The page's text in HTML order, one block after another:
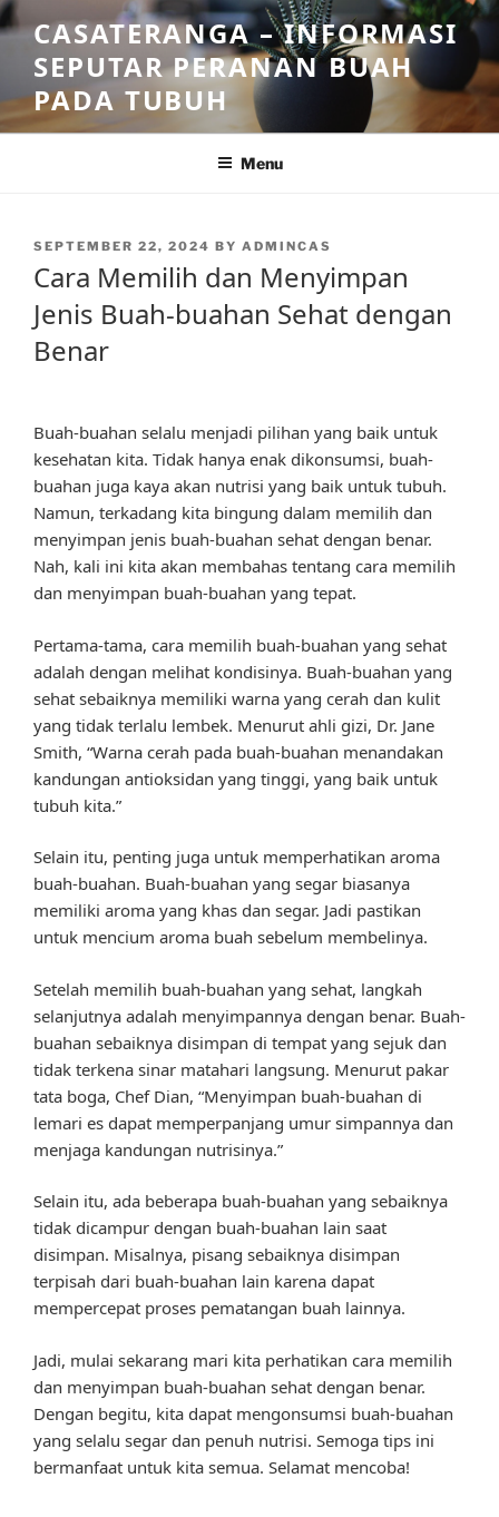
Skip
to
content
CASATERANGA – INFORMASI
SEPUTAR PERANAN BUAH
PADA TUBUH
Menu
POSTED
SEPTEMBER 22, 2024 BY ADMINCAS
Cara Memilih dan Menyimpan
Jenis Buah-buahan Sehat dengan
Benar
Buah-buahan selalu menjadi pilihan yang baik untuk
kesehatan kita. Tidak hanya enak dikonsumsi, buah-
buahan juga kaya akan nutrisi yang baik untuk tubuh.
Namun, terkadang kita bingung dalam memilih dan
menyimpan jenis buah-buahan sehat dengan benar.
Nah, kali ini kita akan membahas tentang cara memilih
dan menyimpan buah-buahan yang tepat.
Pertama-tama, cara memilih buah-buahan yang sehat
adalah dengan melihat kondisinya. Buah-buahan yang
sehat sebaiknya memiliki warna yang cerah dan kulit
yang tidak terlalu lembek. Menurut ahli gizi, Dr. Jane
Smith, “Warna cerah pada buah-buahan menandakan
kandungan antioksidan yang tinggi, yang baik untuk
tubuh kita.”
Selain itu, penting juga untuk memperhatikan aroma
buah-buahan. Buah-buahan yang segar biasanya
memiliki aroma yang khas dan segar. Jadi pastikan
untuk mencium aroma buah sebelum membelinya.
Setelah memilih buah-buahan yang sehat, langkah
selanjutnya adalah menyimpannya dengan benar. Buah-
buahan sebaiknya disimpan di tempat yang sejuk dan
tidak terkena sinar matahari langsung. Menurut pakar
tata boga, Chef Dian, “Menyimpan buah-buahan di
lemari es dapat memperpanjang umur simpannya dan
menjaga kandungan nutrisinya.”
Selain itu, ada beberapa buah-buahan yang sebaiknya
tidak dicampur dengan buah-buahan lain saat
disimpan. Misalnya, pisang sebaiknya disimpan
terpisah dari buah-buahan lain karena dapat
mempercepat proses pematangan buah lainnya.
Jadi, mulai sekarang mari kita perhatikan cara memilih
dan menyimpan buah-buahan sehat dengan benar.
Dengan begitu, kita dapat mengonsumsi buah-buahan
yang selalu segar dan penuh nutrisi. Semoga tips ini
bermanfaat untuk kita semua. Selamat mencoba!